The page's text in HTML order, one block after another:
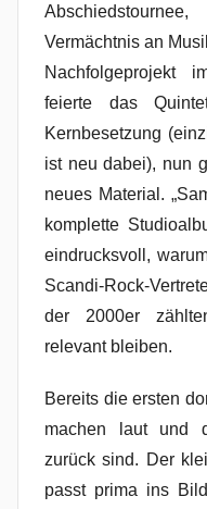
Vermächtnis an
Nachfolgeprojekt
feierte das
Kernbesetzung
ist neu dabei), nun
neues Material.
komplette
eindrucksvoll,
Scandi-Rock-
der 2000er
relevant bleiben.
Bereits die ersten
machen laut und
zurück sind. Der
passt prima ins